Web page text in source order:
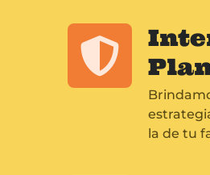
la de tu